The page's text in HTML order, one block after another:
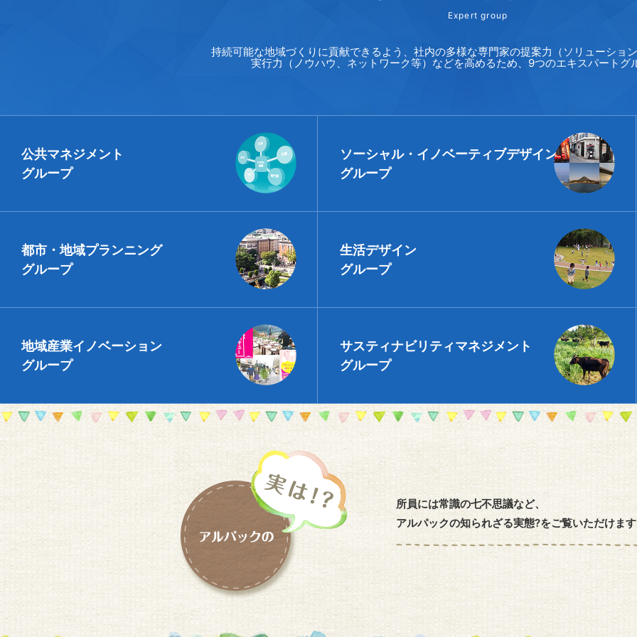
Expert group
持続可能な地域づくりに貢献できるよう、社内の多様な専門家の提案力（ソリューショ
実行力（ノウハウ、ネットワーク等）などを高めるため、9つのエキスパートグ
公共マネジメント
グループ
ソーシャル・イノベーティブデザイン
グループ
都市・地域プランニング
グループ
生活デザイン
グループ
地域産業イノベーション
グループ
サスティナビリティマネジメント
グループ
所員には常識の七不思議など、
アルパックの知られざる実態?をご覧いただけま